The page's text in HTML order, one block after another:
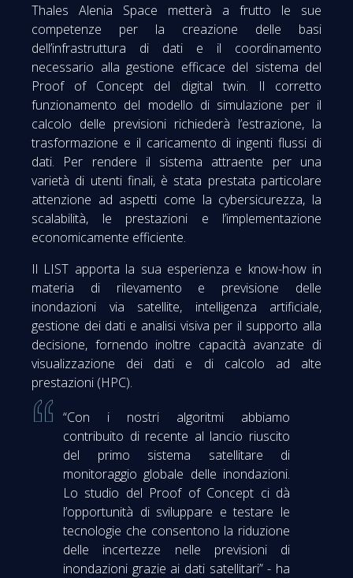
Thales Alenia Space metterà a frutto le sue
competenze per la creazione delle basi
dell’infrastruttura di dati e il coordinamento
necessario alla gestione efficace del sistema del
Proof of Concept del digital twin. Il corretto
funzionamento del modello di simulazione per il
calcolo delle previsioni richiederà l’estrazione, la
trasformazione e il caricamento di ingenti flussi di
dati. Per rendere il sistema attraente per una
varietà di utenti finali, è stata prestata particolare
attenzione ad aspetti come la cybersicurezza, la
scalabilità, le prestazioni e l’implementazione
economicamente efficiente.
Il LIST apporta la sua esperienza e know-how in
materia di rilevamento e previsione delle
inondazioni via satellite, intelligenza artificiale,
gestione dei dati e analisi visiva per il supporto alla
decisione, fornendo inoltre capacità avanzate di
visualizzazione dei dati e di calcolo ad alte
prestazioni (HPC).
“Con i nostri algoritmi abbiamo
contribuito di recente al lancio riuscito
del primo sistema satellitare di
monitoraggio globale delle inondazioni.
Lo studio del Proof of Concept ci dà
l’opportunità di sviluppare e testare le
tecnologie che consentono la riduzione
delle incertezze nelle previsioni di
inondazioni grazie ai dati satellitari” - ha